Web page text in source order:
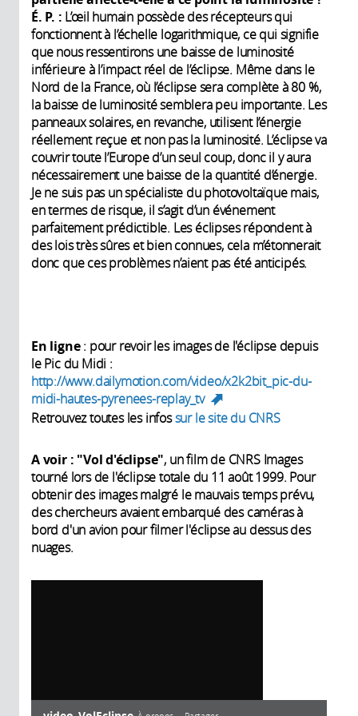
É. P. : L’œil humain possède des récepteurs qui
fonctionnent à l’échelle logarithmique, ce qui signifie
que nous ressentirons une baisse de luminosité
inférieure à l’impact réel de l’éclipse. Même dans le
Nord de la France, où l’éclipse sera complète à 80 %,
la baisse de luminosité semblera peu importante. Les
panneaux solaires, en revanche, utilisent l’énergie
réellement reçue et non pas la luminosité. L’éclipse va
couvrir toute l’Europe d’un seul coup, donc il y aura
nécessairement une baisse de la quantité d’énergie.
Je ne suis pas un spécialiste du photovoltaïque mais,
en termes de risque, il s’agit d’un événement
parfaitement prédictible. Les éclipses répondent à
des lois très sûres et bien connues, cela m’étonnerait
donc que ces problèmes n’aient pas été anticipés.
En ligne: pour revoir les images de l'éclipse depuis
le Pic du Midi :
http://www.dailymotion.com/video/x2k2bit_pic-du-
midi-hautes-pyrenees-replay_tv
(link is external)
Retrouvez toutes les infossur le site du CNRS
A voir : "Vol d'éclipse", un film de CNRS Images
tourné lors de l'éclipse totale du 11 août 1999. Pour
obtenir des images malgré le mauvais temps prévu,
des chercheurs avaient embarqué des caméras à
bord d'un avion pour filmer l'éclipse au dessus des
nuages.